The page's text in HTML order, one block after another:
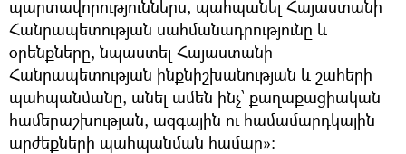
պարտավորություններս, պահպանել Հայաստանի
Հանրապետության սահմանադրությունը և
օրենքները, նպաստել Հայաստանի
Հանրապետության ինքնիշխանության և շահերի
պահպանմանը, անել ամեն ինչ՝ քաղաքացիական
համերաշխության, ազգային ու համամարդկային
արժեքների պահպանման համար»: